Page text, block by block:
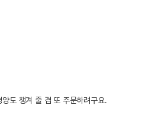
도 챙겨 줄 겸 또 주문하려구요.